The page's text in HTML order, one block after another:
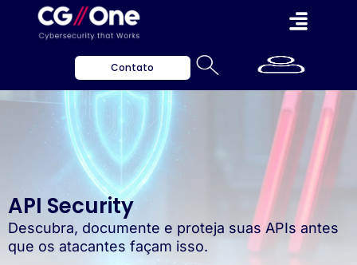
Contato
API Security
Descubra, documente e proteja suas APIs antes
que os atacantes façam isso.